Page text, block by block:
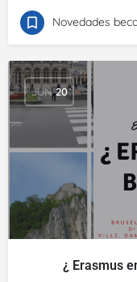
Novedades
JUN 20
¿ Erasmus